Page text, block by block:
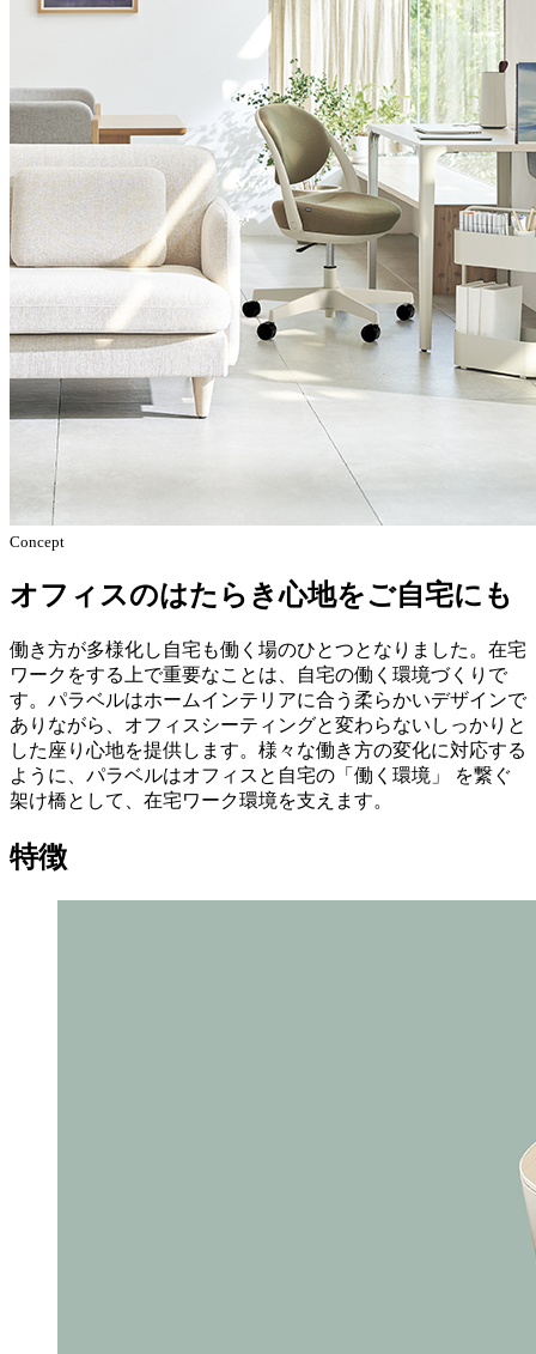
Concept
オフィスのはたらき心地をご自宅にも
働き方が多様化し自宅も働く場のひとつとなりました。在宅
ワークをする上で重要なことは、自宅の働く環境づくりで
す。パラベルはホームインテリアに合う柔らかいデザインで
ありながら、オフィスシーティングと変わらないしっかりと
した座り心地を提供します。様々な働き方の変化に対応する
ように、パラベルはオフィスと自宅の「働く環境」 を繋ぐ
架け橋として、在宅ワーク環境を支えます。
特徴